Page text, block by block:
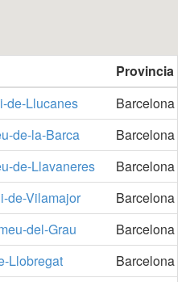
Provincia
de-Llucanes
Barcelona
de-la-Barca
Barcelona
de-Llavaneres
Barcelona
de-Vilamajor
Barcelona
del-Grau
Barcelona
Llobregat
Barcelona